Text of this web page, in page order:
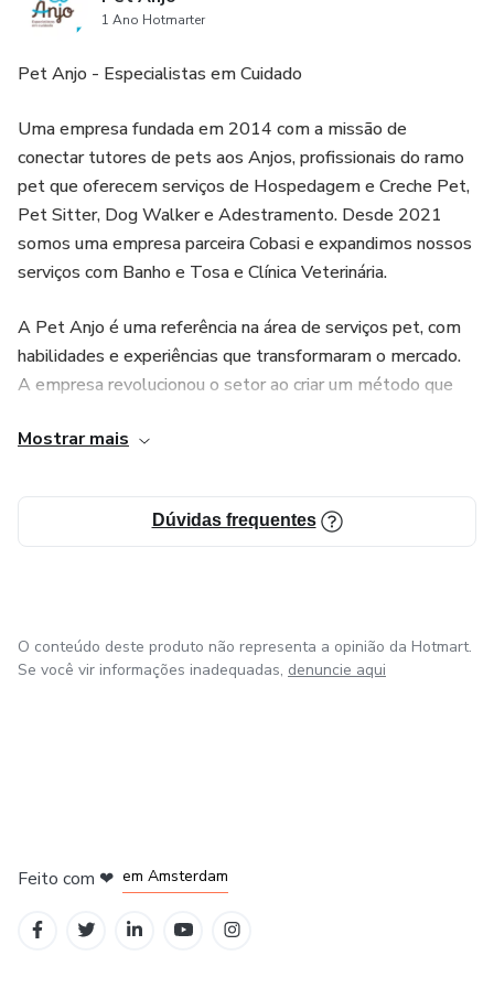
1 Ano Hotmarter
Pet Anjo - Especialistas em Cuidado
Uma empresa fundada em 2014 com a missão de
conectar tutores de pets aos Anjos, profissionais do ramo
pet que oferecem serviços de Hospedagem e Creche Pet,
Pet Sitter, Dog Walker e Adestramento. Desde 2021
somos uma empresa parceira Cobasi e expandimos nossos
serviços com Banho e Tosa e Clínica Veterinária.
A Pet Anjo é uma referência na área de serviços pet, com
habilidades e experiências que transformaram o mercado.
A empresa revolucionou o setor ao criar um método que
cuidarem de seus pets com amor, respeito e conhecimento
Mostrar mais
Dúvidas frequentes
O conteúdo deste produto não representa a opinião da Hotmart.
Se você vir informações inadequadas, denuncie aqui
Feito com ❤ em Amsterdam